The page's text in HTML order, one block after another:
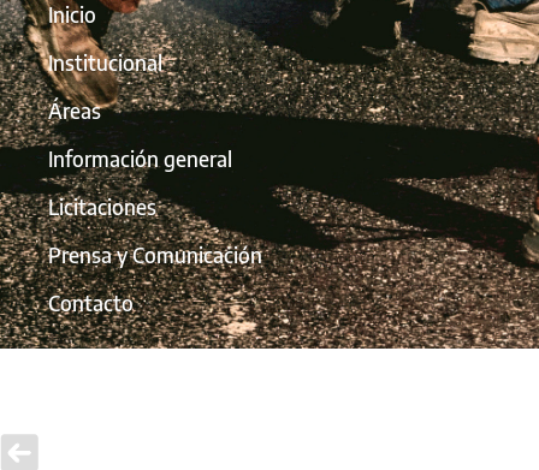
Inicio
Institucional
Áreas
Información general
Licitaciones
Prensa y Comunicación
Contacto